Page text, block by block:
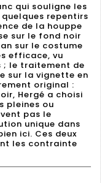
qui souligne les
repentirs
de la houppe
sur le fond noir
sur le costume
efficace, vu
; le traitement de
sur la vignette en
original :
Hergé a choisi
pleines ou
pas le
unique dans
ici. Ces deux
les contrainte